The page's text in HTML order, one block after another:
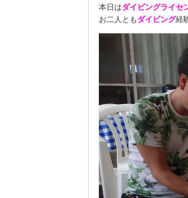
本日はダイビングライセ
お二人ともダイビング経